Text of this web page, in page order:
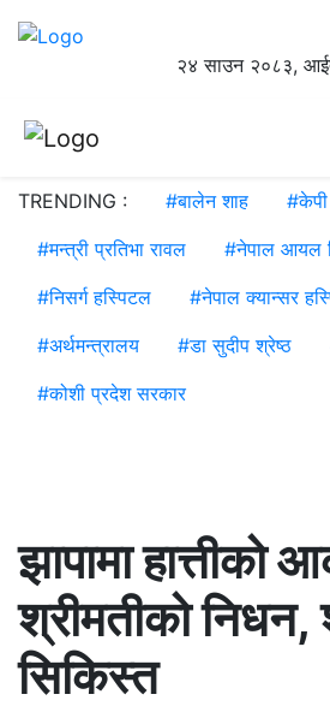
२४ साउन २०८३,
TRENDING : #बालेन शाह #
#मन्त्री प्रतिभा रावल #नेपाल आयल
#निसर्ग हस्पिटल #नेपाल क्यान्सर
#अर्थमन्त्रालय #डा सुदीप श्रेष्ठ
#कोशी प्रदेश सरकार
झापामा हात्तीको
श्रीमतीको निधन,
सिकिस्त